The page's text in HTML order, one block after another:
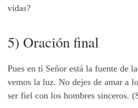
vidas?
5) Oración final
Pues en ti Señor está la fuente de
vemos la luz. No dejes de amar a
ser fiel con los hombres sinceros.